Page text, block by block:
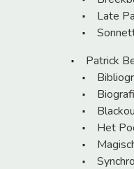
Late
Patrick
Het